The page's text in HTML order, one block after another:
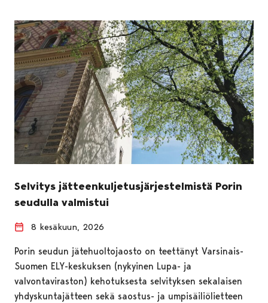
Selvitys jätteenkuljetusjärjestelmistä Porin
seudulla valmistui
8 kesäkuun, 2026
Porin seudun jätehuoltojaosto on teettänyt Varsinais-
Suomen ELY-keskuksen (nykyinen Lupa- ja
valvontaviraston) kehotuksesta selvityksen sekalaisen
yhdyskuntajätteen sekä saostus- ja umpisäiliölietteen